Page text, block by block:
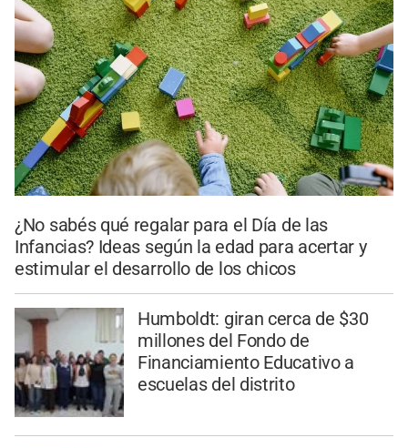
¿No sabés qué regalar para el Día de las
Infancias? Ideas según la edad para acertar y
estimular el desarrollo de los chicos
Humboldt: giran cerca de $30
millones del Fondo de
Financiamiento Educativo a
escuelas del distrito